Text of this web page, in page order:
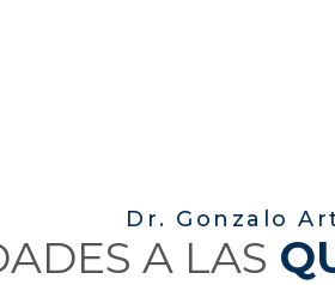
Dr. Gonzalo
A LAS